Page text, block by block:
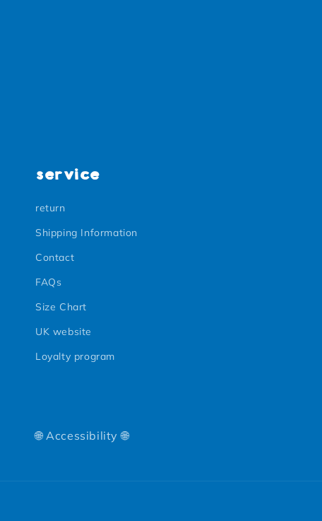
service
return
Shipping Information
Contact
FAQs
Size Chart
UK website
Loyalty program
🌐 Accessibility 🌐